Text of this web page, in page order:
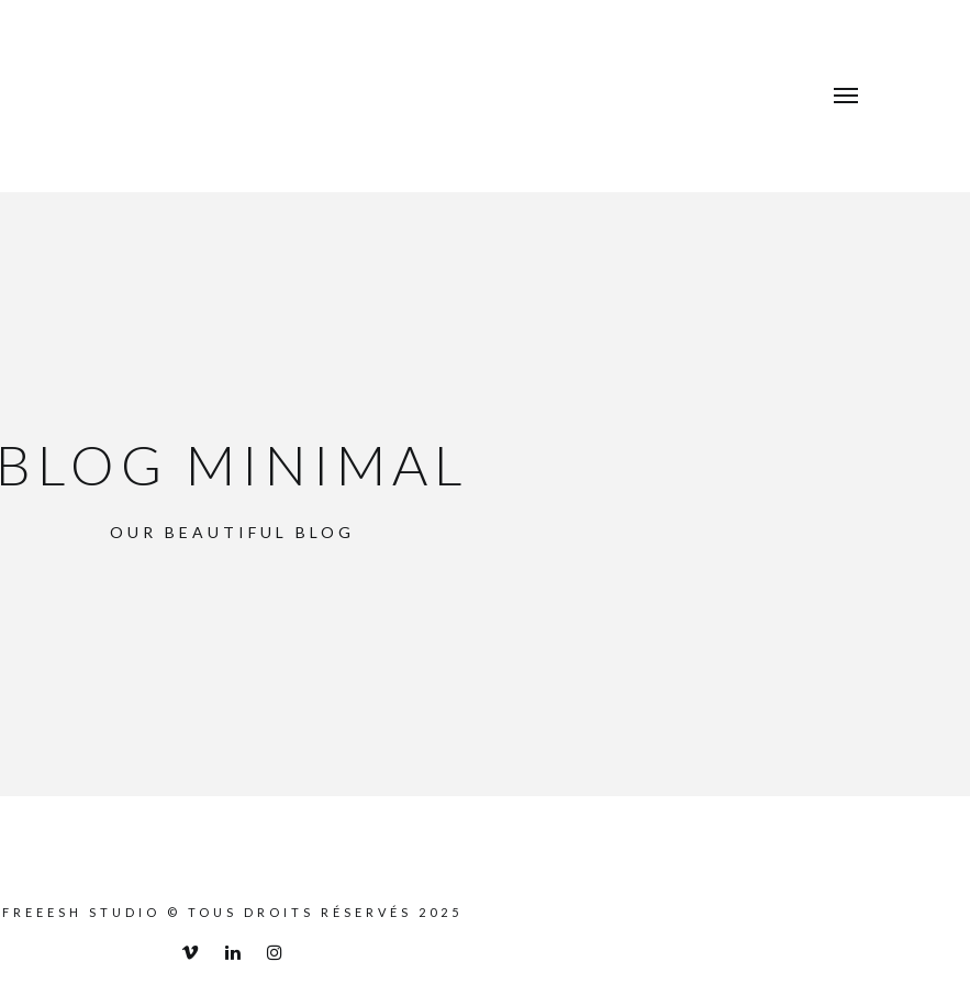
BLOG MINIMAL
OUR BEAUTIFUL BLOG
FREEESH STUDIO © TOUS DROITS RÉSERVÉS 2025